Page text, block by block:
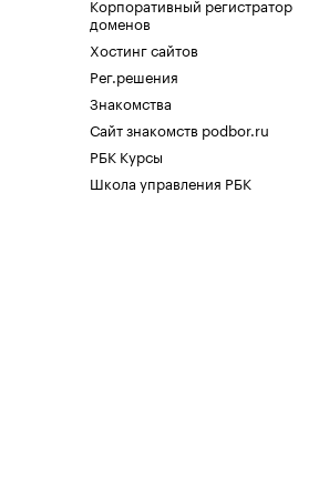
Корпоративный регистратор
доменов
Хостинг сайтов
Рег.решения
Знакомства
Сайт знакомств podbor.ru
РБК Курсы
Школа управления РБК